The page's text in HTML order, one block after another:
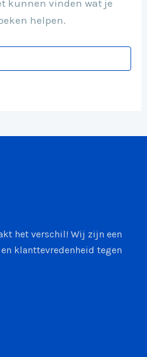
kunnen vinden wat je
helpen.
het verschil! Wij zijn een
klanttevredenheid tegen